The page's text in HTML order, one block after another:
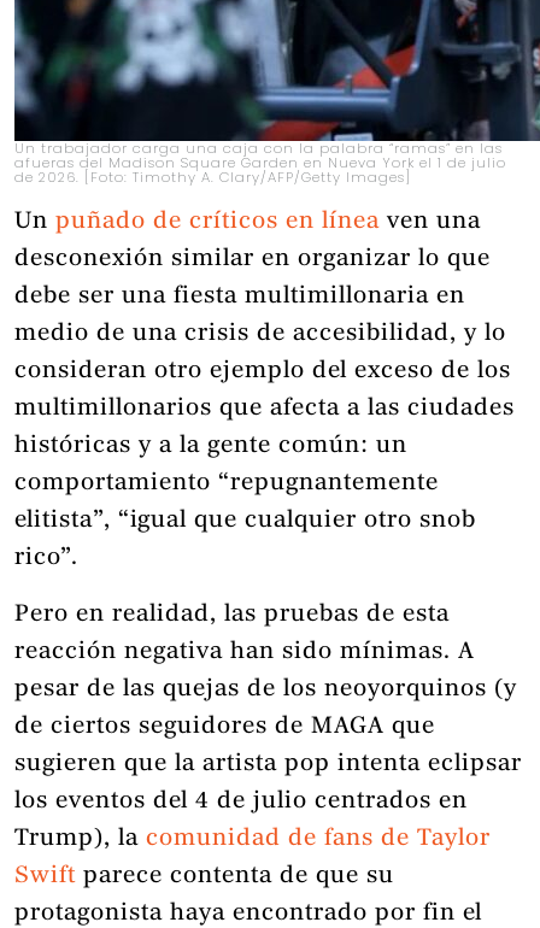
Un trabajador carga una caja con la palabra “ramas” en las
afueras del Madison Square Garden en Nueva York el 1 de julio
de 2026. [Foto: Timothy A. Clary/AFP/Getty Images]
Un puñado de críticos en línea ven una
desconexión similar en organizar lo que
debe ser una fiesta multimillonaria en
medio de una crisis de accesibilidad, y lo
consideran otro ejemplo del exceso de los
multimillonarios que afecta a las ciudades
históricas y a la gente común: un
comportamiento “repugnantemente
elitista”, “igual que cualquier otro snob
rico”.
Pero en realidad, las pruebas de esta
reacción negativa han sido mínimas. A
pesar de las quejas de los neoyorquinos (y
de ciertos seguidores de MAGA que
sugieren que la artista pop intenta eclipsar
los eventos del 4 de julio centrados en
Trump), la comunidad de fans de Taylor
Swift parece contenta de que su
protagonista haya encontrado por fin el